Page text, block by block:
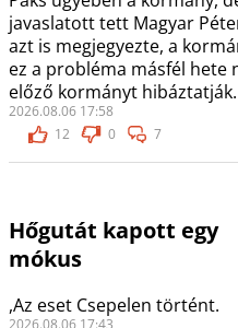
javaslatott tett Magyar
azt is megjegyezte, a
ez a probléma másfél hete
előző kormányt hibáztatják.
2026.08.06 17:58
12
0 7
Hőgutát kapott egy
mókus
,Az eset Csepelen történt.